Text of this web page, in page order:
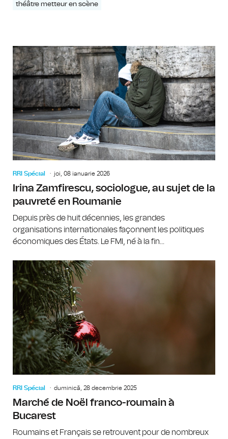
théâtre metteur en scène
RRI Spécial joi, 08 ianuarie 2026
Irina Zamfirescu, sociologue, au sujet de la
pauvreté en Roumanie
Depuis près de huit décennies, les grandes
organisations internationales façonnent les politiques
économiques des États. Le FMI, né à la fin...
RRI Spécial duminică, 28 decembrie 2025
Marché de Noël franco-roumain à
Bucarest
Roumains et Français se retrouvent pour de nombreux